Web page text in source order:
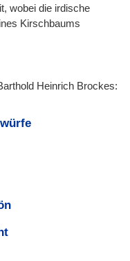
wobei die irdische
Kirschbaums
Heinrich Brockes: